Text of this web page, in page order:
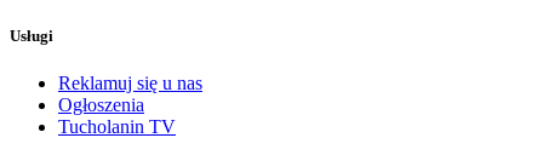
Usługi
Reklamuj się u nas
Ogłoszenia
Tucholanin TV